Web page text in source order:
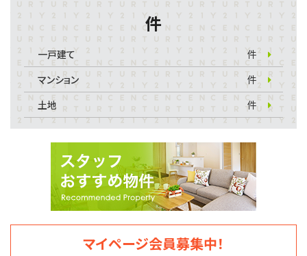
件
一戸建て
件
マンション
件
土地
件
マイページ会員募集中！